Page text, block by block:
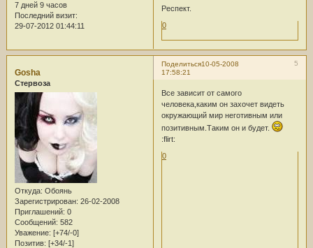
7 дней 9 часов
Последний визит:
29-07-2012 01:44:11
Респект.
0
Поделиться 5
10-05-2008
17:58:21
Gosha
Стервоза
Откуда: Обоянь
Зарегистрирован: 26-02-2008
Приглашений: 0
Сообщений: 582
Уважение: [+74/-0]
Позитив: [+34/-1]
Все зависит от самого
человека,каким он захочет видеть
окружающий мир неготивным или
позитивным.Таким он и будет.
:flirt:
0